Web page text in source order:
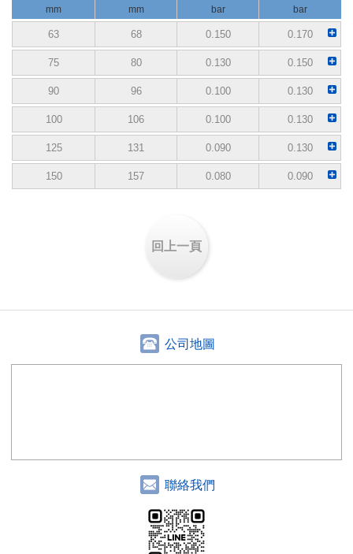
mm mm bar bar
63 68 0.150 0.170
75 80 0.130 0.150
90 96 0.100 0.130
100 106 0.100 0.130
125 131 0.090 0.130
150 157 0.080 0.090
回上一頁
公司地圖
聯絡我們